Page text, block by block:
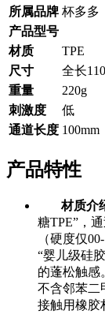
所属品牌 杯多多
产品型号
材质
TPE
尺寸
全长
重量
220g
刺激度
低
通道长度 100mm
产品特性
材质介
糖TPE”，
（硬度仅
“婴儿级硅
的蓬松触感
不含邻苯二
接触用橡胶